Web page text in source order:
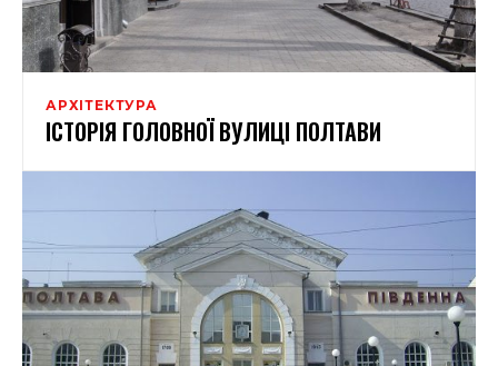
АРХІТЕКТУРА
ІСТОРІЯ ГОЛОВНОЇ ВУЛИЦІ ПОЛТАВИ